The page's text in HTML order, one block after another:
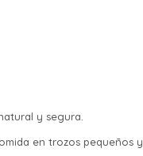
y segura.
en trozos pequeños y